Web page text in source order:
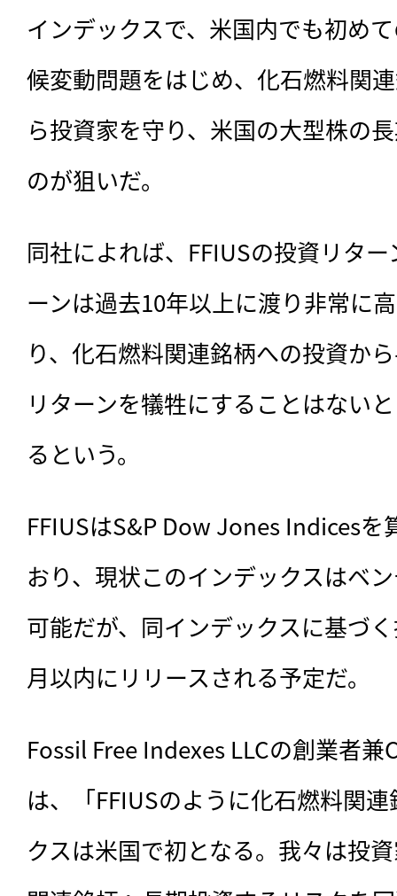
インデックスで、米国内でも初め
候変動問題をはじめ、化石燃料関
ら投資家を守り、米国の大型株の
のが狙いだ。
同社によれば、FFIUSの投資リタ
ーンは過去10年以上に渡り非常に
り、化石燃料関連銘柄への投資か
リターンを犠牲にすることはない
るという。
FFIUSはS&P Dow Jones Indicesを
おり、現状このインデックスはベ
可能だが、同インデックスに基づ
月以内にリリースされる予定だ。
Fossil Free Indexes LLCの創業者
は、「FFIUSのように化石燃料関
クスは米国で初となる。我々は投